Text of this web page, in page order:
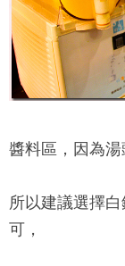
醬料區，因為湯
所以建議選擇
可，